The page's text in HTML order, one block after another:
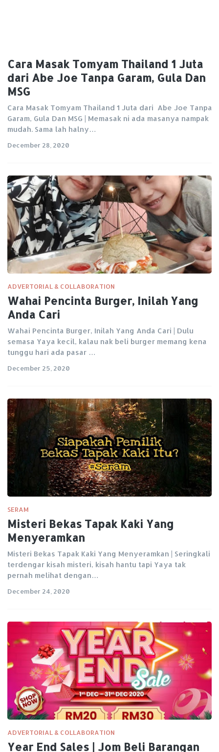
Cara Masak Tomyam Thailand 1 Juta
dari Abe Joe Tanpa Garam, Gula Dan
MSG
Cara Masak Tomyam Thailand 1 Juta dari Abe Joe Tanpa
Garam, Gula Dan MSG | Memasak ni ada masanya nampak
mudah. Sama lah halny…
December 28, 2020
ADVERTORIAL & COLLABORATION
Wahai Pencinta Burger, Inilah Yang
Anda Cari
Wahai Pencinta Burger, Inilah Yang Anda Cari | Dulu
semasa Yaya kecil, kalau nak beli burger memang kena
tunggu hari ada pasar …
December 25, 2020
SERAM
Misteri Bekas Tapak Kaki Yang
Menyeramkan
Misteri Bekas Tapak Kaki Yang Menyeramkan | Seringkali
terdengar kisah misteri, kisah hantu tapi Yaya tak
pernah melihat dengan…
December 24, 2020
ADVERTORIAL & COLLABORATION
Year End Sales | Jom Beli Barangan